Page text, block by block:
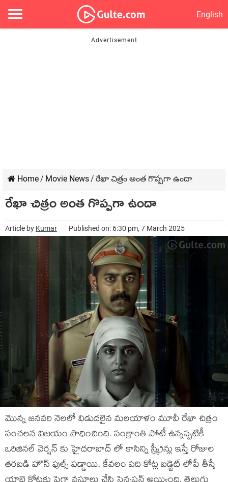
English
Home/ Movie News/ రేఖా చిత్రం అంత గొప్పగా ఉందా
రేఖా చిత్రం అంత గొప్పగా ఉందా
Article by Kumar Published on: 6:30 pm, 7 March 2025
మొన్న జనవరి నెలలో విడుదలైన మలయాళం మూవీ రేఖా చిత్రం
సంచలన విజయం సాధించింది. సంక్రాంతి పోటీ ఉన్నప్పటికీ
ఒరిజినల్ వెర్షన్ కు హైదరాబాద్ లో కాసిన్ని స్క్రీన్లు ఇస్తే రోజుల
తరబడి హౌస్ ఫుల్స్ పడ్డాయి. కేవలం పది కోట్ల బడ్జెట్ లోపే తీస్తే